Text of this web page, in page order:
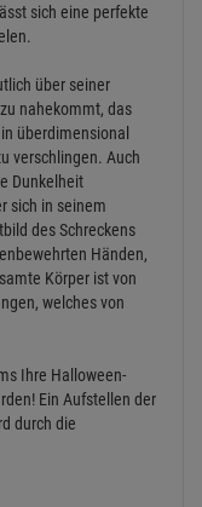
sich eine perfekte
über seiner
nahekommt, das
überdimensional
verschlingen. Auch
Dunkelheit
sich in seinem
des Schreckens
Händen,
Körper ist von
welches von
Ihre Halloween-
Ein Aufstellen der
durch die